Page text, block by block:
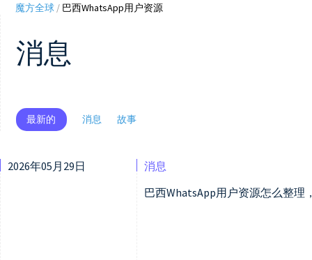
魔方全球/ 巴西WhatsApp用户资源
消息
最新的 消息 故事
2026年05月29日
消息
巴西WhatsApp用户资源怎么整理